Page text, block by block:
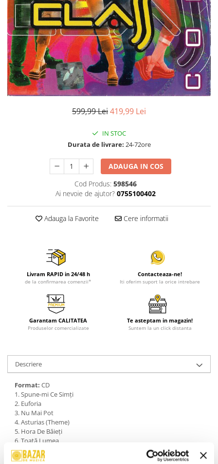
Viniluri Românești
Colecția Electrecord
599,99 Lei419,99 Lei
IN STOC
Durata de livrare: 24-72ore
ADAUGA IN COS
Cod Produs: 598546
Ai nevoie de ajutor? 0755100402
Adauga la Favorite Cere informatii
Livram RAPID in 24/48 h
de la confirmarea comenzii*
Contacteaza-ne!
Iti oferim suport la orice intrebare
Garantam CALITATEA
Produselor comercializate
Te asteptam in magazin!
Suntem la un click distanta
Descriere
Format: CD
1. Spune-mi Ce Simți
2. Euforia
3. Nu Mai Pot
4. Asturias (Theme)
5. Hora De Băieți
6. Toată Lumea
7. Mama Spunea
8. Zâmbeşte